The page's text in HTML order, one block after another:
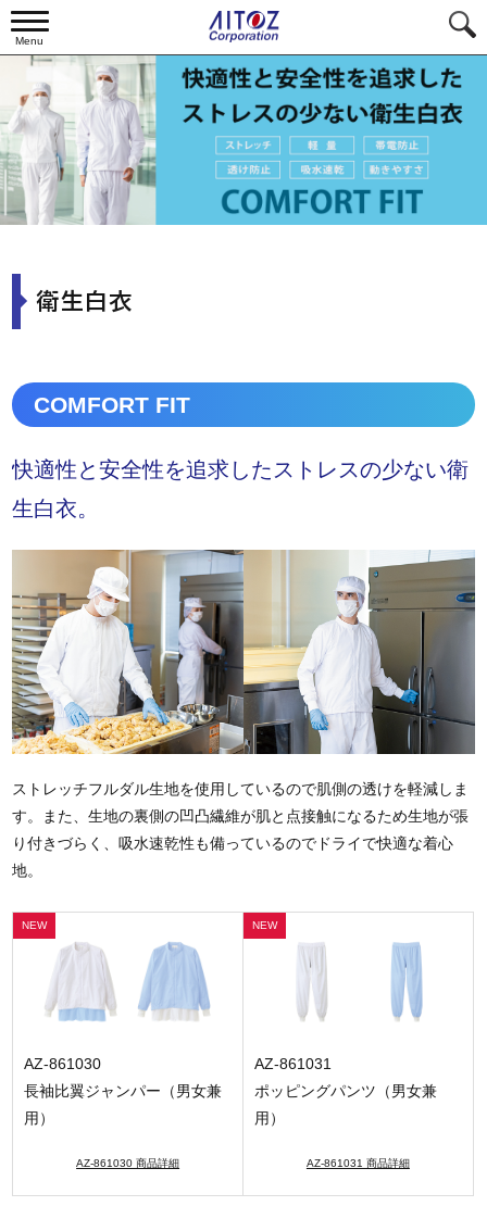
Menu
衛生白衣
COMFORT FIT
快適性と安全性を追求したストレスの少ない衛
生白衣。
ストレッチフルダル生地を使用しているので肌側の透けを軽減しま
す。また、生地の裏側の凹凸繊維が肌と点接触になるため生地が張
り付きづらく、吸水速乾性も備っているのでドライで快適な着心
地。
AZ-861030
長袖比翼ジャンパー（男女兼
用）
AZ-861030 商品詳細
AZ-861031
ポッピングパンツ（男女兼
用）
AZ-861031 商品詳細